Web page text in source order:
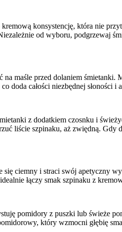
konsystencję, która nie
od wyboru, podgrzewaj
maśle przed dolaniem śmietanki.
doda całości niezbędnej słoności i
z dodatkiem czosnku i
liście szpinaku, aż zwiędną. Gdy
się ciemny i straci swój apetyczny
łączy smak szpinaku z
pomidory z puszki lub świeże
który wzmocni głębię